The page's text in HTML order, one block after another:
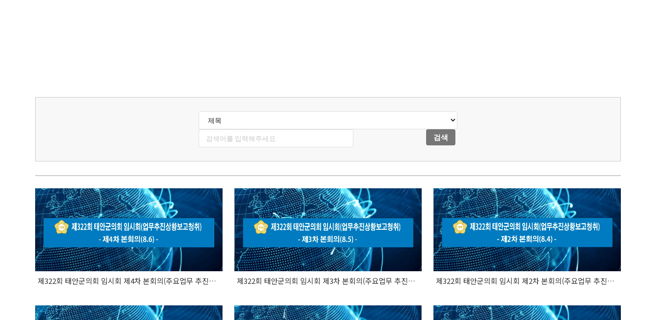
검색
제322회 태안군의회 임시회 제4차 본회의(주요업무 추진사항 보고 청취) 제322회 태안군의회 임시회 제3차 본회의(주요업무 추진사항 보고 청취) 제322회 태안군의회 임시회 제2차 본회의(주요업무 추진사항 보고 청취)